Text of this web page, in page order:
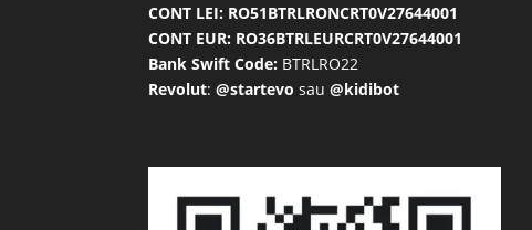
CONT LEI: RO51BTRLRONCRT0V27644001
CONT EUR: RO36BTRLEURCRT0V27644001
Bank Swift Code: BTRLRO22
Revolut:@startevo sau@kidibot